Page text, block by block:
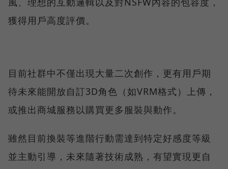
獲得用戶高度評價。
目前社群中不僅出現大量二次創作，更有用戶期
待未來能開放自訂3D角色（如VRM格式）上傳，
或推出商城服務以購買更多服裝與動作。
雖然目前換裝等進階行動需達到特定好感度等級
並主動引導，未來隨著技術成熟，有望實現更自